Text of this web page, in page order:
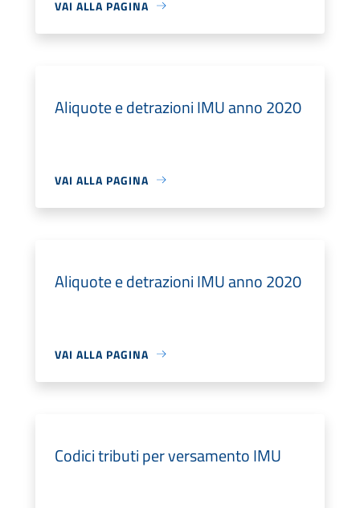
VAI ALLA PAGINA
Aliquote e detrazioni IMU anno 2020
VAI ALLA PAGINA
Aliquote e detrazioni IMU anno 2020
VAI ALLA PAGINA
Codici tributi per versamento IMU